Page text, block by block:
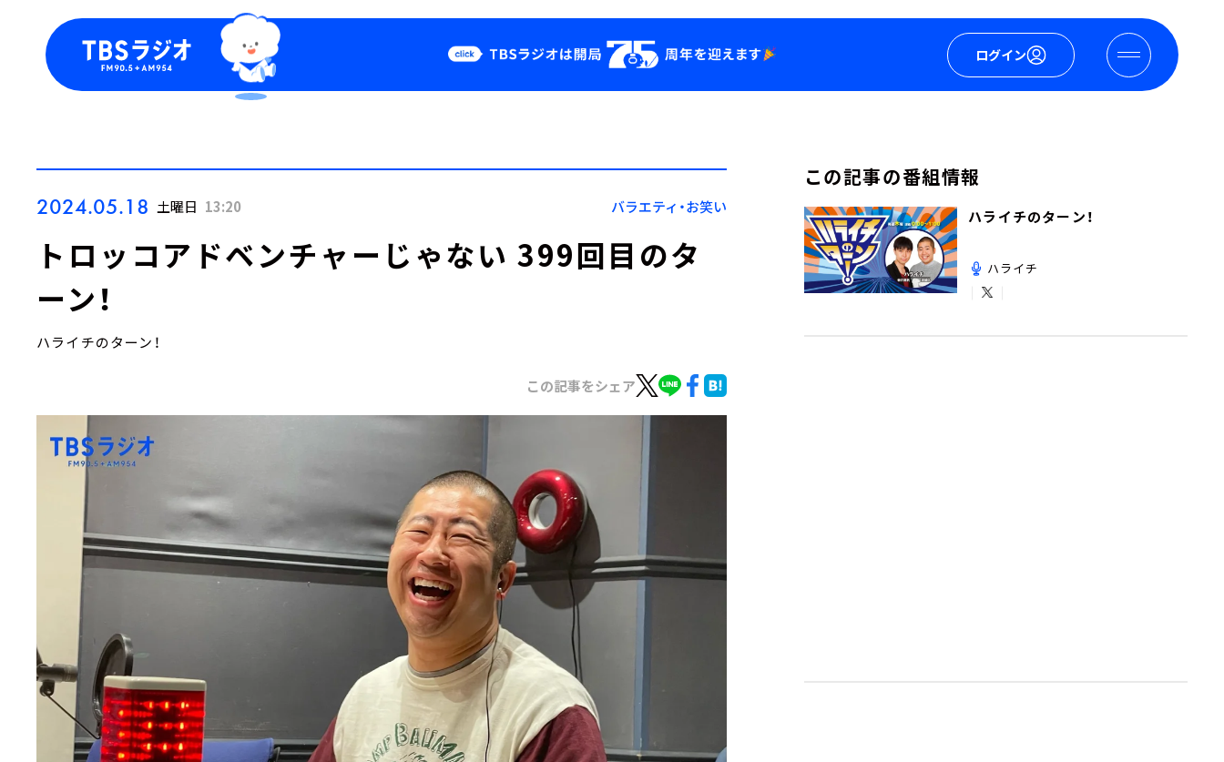
ログイン
Podcast
YouTube
会社情報
2024.05.18 土曜日 13:20 バラエティ・お笑い
トロッコアドベンチャーじゃない 399回目のタ
ーン！
ハライチのターン！
この記事をシェア
この記事の番組情報
ハライチのターン！
ハライチ